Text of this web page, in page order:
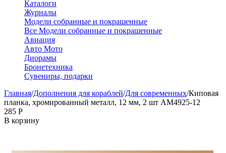
Каталоги
Журналы
Модели собранные и покрашенные
Все Модели собранные и покрашенные
Авиация
Авто Мото
Диорамы
Бронетехника
Сувениры, подарки
Главная/Дополнения для кораблей/Для современных/Киповая
планка, хромированный металл, 12 мм, 2 шт AM4925-12
‍285‍ Р
В корзину